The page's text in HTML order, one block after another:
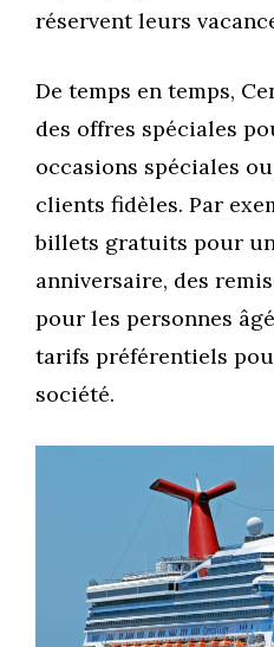
réservent leurs
De temps en temps,
des offres spéciales
occasions spéciales
clients fidèles. Par
billets gratuits pour
anniversaire, des
pour les personnes
tarifs préférentiels
société.